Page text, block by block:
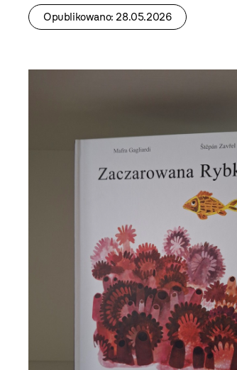
Opublikowano: 28.05.2026